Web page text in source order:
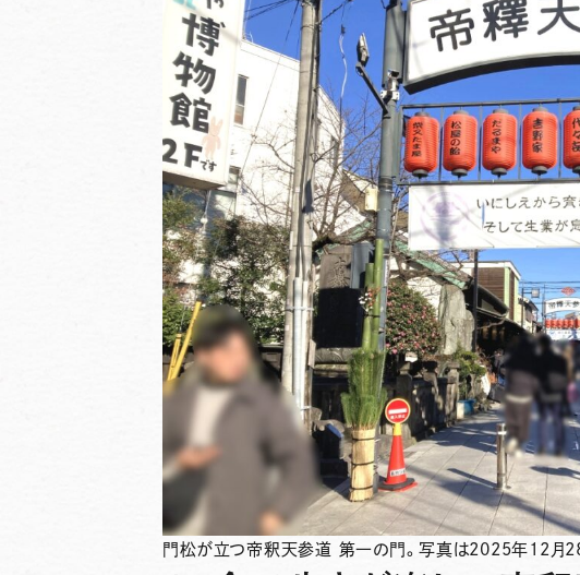
門松が立つ帝釈天参道 第一の門。写真は2025年12月